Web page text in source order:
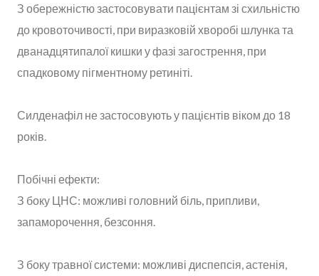
З обережністю застосовувати пацієнтам зі схильністю
до кровоточивості, при виразковій хворобі шлунка та
дванадцятипалої кишки у фазі загострення, при
спадковому пігментному ретиніті.
Силденафіл не застосовують у пацієнтів віком до 18
років.
Побічні ефекти:
З боку ЦНС: можливі головний біль, припливи,
запаморочення, безсоння.
З боку травної системи: можливі диспепсія, астенія,